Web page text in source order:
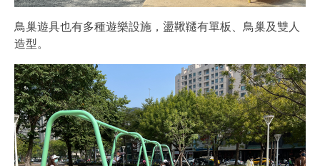
鳥巢遊具也有多種遊樂設施，盪鞦韆有單板、鳥巢及雙人
造型。